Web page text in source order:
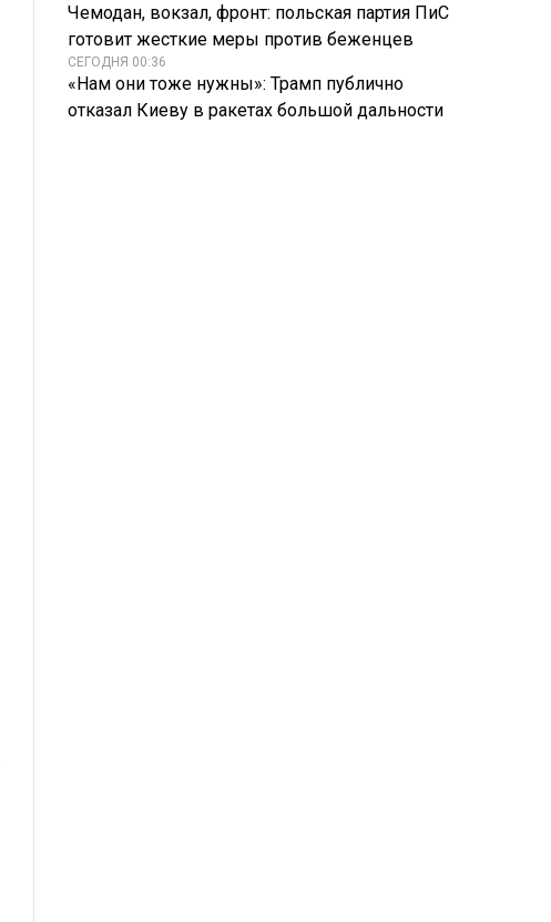
Чемодан, вокзал, фронт: польская партия ПиС
готовит жесткие меры против беженцев
СЕГОДНЯ 00:36
«Нам они тоже нужны»: Трамп публично
отказал Киеву в ракетах большой дальности